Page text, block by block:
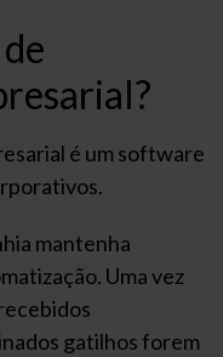
é um software
mantenha
Uma vez
gatilhos forem